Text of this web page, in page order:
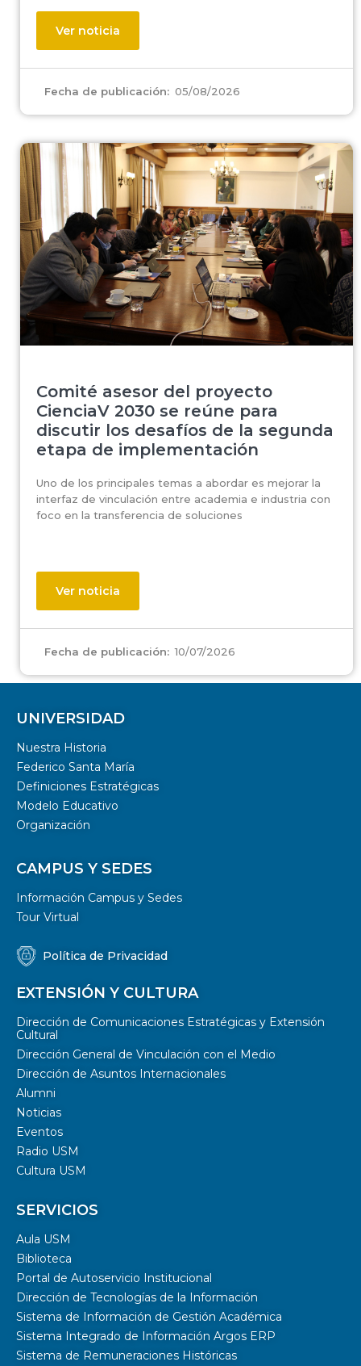
Ver noticia
Fecha de publicación: 05/08/2026
Comité asesor del proyecto
CienciaV 2030 se reúne para
discutir los desafíos de la segunda
etapa de implementación
Uno de los principales temas a abordar es mejorar la
interfaz de vinculación entre academia e industria con
foco en la transferencia de soluciones
Ver noticia
Fecha de publicación: 10/07/2026
UNIVERSIDAD
Nuestra Historia
Federico Santa María
Definiciones Estratégicas
Modelo Educativo
Organización
CAMPUS Y SEDES
Información Campus y Sedes
Tour Virtual
Política de Privacidad
EXTENSIÓN Y CULTURA
Dirección de Comunicaciones Estratégicas y Extensión
Cultural
Dirección General de Vinculación con el Medio
Dirección de Asuntos Internacionales
Alumni
Noticias
Eventos
Radio USM
Cultura USM
SERVICIOS
Aula USM
Biblioteca
Portal de Autoservicio Institucional
Dirección de Tecnologías de la Información
Sistema de Información de Gestión Académica
Sistema Integrado de Información Argos ERP
Sistema de Remuneraciones Históricas